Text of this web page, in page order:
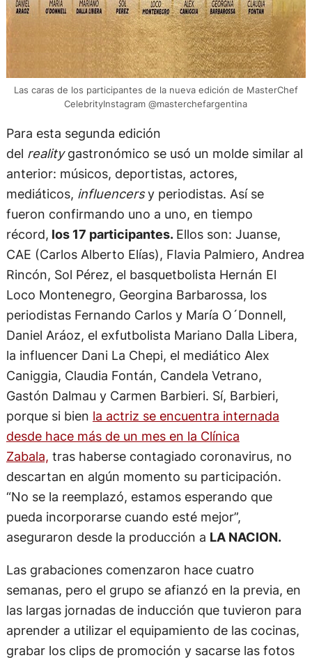
Las caras de los participantes de la nueva edición de MasterChef
CelebrityInstagram @masterchefargentina
Para esta segunda edición
del realitygastronómico se usó un molde similar al
anterior: músicos, deportistas, actores,
mediáticos, influencersy periodistas. Así se
fueron confirmando uno a uno, en tiempo
récord, los 17 participantes. Ellos son: Juanse,
CAE (Carlos Alberto Elías), Flavia Palmiero, Andrea
Rincón, Sol Pérez, el basquetbolista Hernán El
Loco Montenegro, Georgina Barbarossa, los
periodistas Fernando Carlos y María O´Donnell,
Daniel Aráoz, el exfutbolista Mariano Dalla Libera,
la influencer Dani La Chepi, el mediático Alex
Caniggia, Claudia Fontán, Candela Vetrano,
Gastón Dalmau y Carmen Barbieri. Sí, Barbieri,
porque si bien la actriz se encuentra internada
desde hace más de un mes en la Clínica
Zabala, tras haberse contagiado coronavirus, no
descartan en algún momento su participación.
“No se la reemplazó, estamos esperando que
pueda incorporarse cuando esté mejor”,
aseguraron desde la producción a LA NACION.
Las grabaciones comenzaron hace cuatro
semanas, pero el grupo se afianzó en la previa, en
las largas jornadas de inducción que tuvieron para
aprender a utilizar el equipamiento de las cocinas,
grabar los clips de promoción y sacarse las fotos